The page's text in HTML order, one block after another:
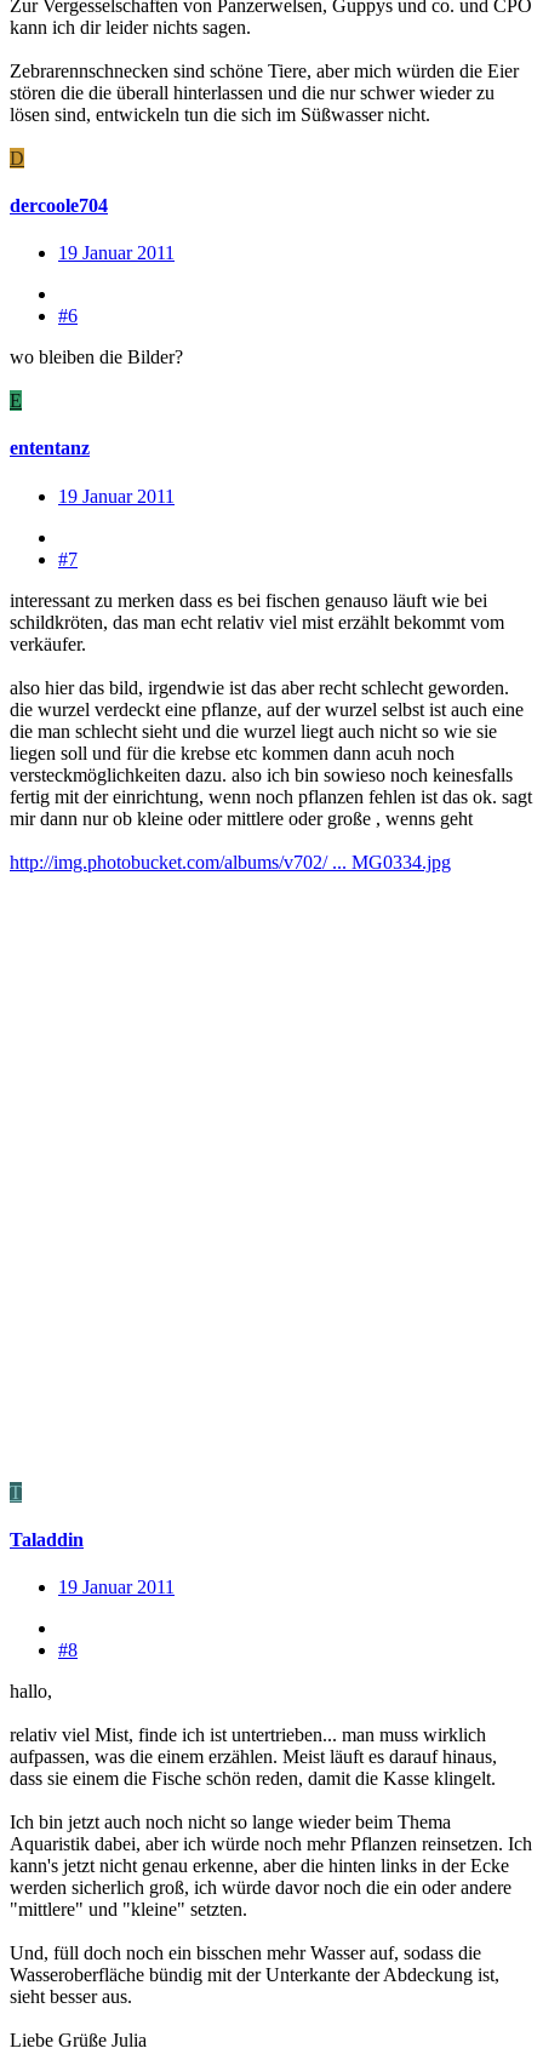
Zur Vergesselschaften von Panzerwelsen, Guppys und co. und CPO
kann ich dir leider nichts sagen.
Zebrarennschnecken sind schöne Tiere, aber mich würden die Eier
stören die die überall hinterlassen und die nur schwer wieder zu
lösen sind, entwickeln tun die sich im Süßwasser nicht.
D
dercoole704
19 Januar 2011
#6
wo bleiben die Bilder?
E
ententanz
19 Januar 2011
#7
interessant zu merken dass es bei fischen genauso läuft wie bei
schildkröten, das man echt relativ viel mist erzählt bekommt vom
verkäufer.
also hier das bild, irgendwie ist das aber recht schlecht geworden.
die wurzel verdeckt eine pflanze, auf der wurzel selbst ist auch eine
die man schlecht sieht und die wurzel liegt auch nicht so wie sie
liegen soll und für die krebse etc kommen dann acuh noch
versteckmöglichkeiten dazu. also ich bin sowieso noch keinesfalls
fertig mit der einrichtung, wenn noch pflanzen fehlen ist das ok. sagt
mir dann nur ob kleine oder mittlere oder große , wenns geht
http://img.photobucket.com/albums/v702/ ... MG0334.jpg
T
Taladdin
19 Januar 2011
#8
hallo,
relativ viel Mist, finde ich ist untertrieben... man muss wirklich
aufpassen, was die einem erzählen. Meist läuft es darauf hinaus,
dass sie einem die Fische schön reden, damit die Kasse klingelt.
Ich bin jetzt auch noch nicht so lange wieder beim Thema
Aquaristik dabei, aber ich würde noch mehr Pflanzen reinsetzen. Ich
kann's jetzt nicht genau erkenne, aber die hinten links in der Ecke
werden sicherlich groß, ich würde davor noch die ein oder andere
"mittlere" und "kleine" setzten.
Und, füll doch noch ein bisschen mehr Wasser auf, sodass die
Wasseroberfläche bündig mit der Unterkante der Abdeckung ist,
sieht besser aus.
Liebe Grüße Julia